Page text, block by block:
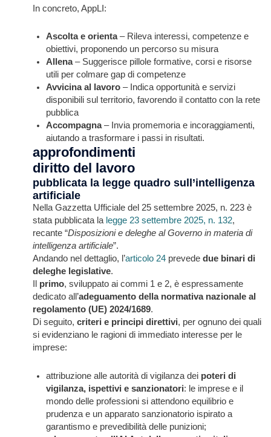
In concreto, AppLI:
Ascolta e orienta– Rileva interessi, competenze e
obiettivi, proponendo un percorso su misura
Allena– Suggerisce pillole formative, corsi e risorse
utili per colmare gap di competenze
Avvicina al lavoro– Indica opportunità e servizi
disponibili sul territorio, favorendo il contatto con la rete
pubblica
Accompagna– Invia promemoria e incoraggiamenti,
aiutando a trasformare i passi in risultati.
approfondimenti
diritto del lavoro
pubblicata la legge quadro sull’intelligenza
artificiale
Nella Gazzetta Ufficiale del 25 settembre 2025, n. 223 è
stata pubblicata la legge 23 settembre 2025, n. 132,
recante “Disposizioni e deleghe al Governo in materia di
intelligenza artificiale”.
Andando nel dettaglio, l’articolo 24prevede due binari di
deleghe legislative.
primo, sviluppato ai commi 1 e 2, è espressamente
dedicato all’adeguamento della normativa nazionale al
regolamento (UE) 2024/1689.
Di seguito, criteri e principi direttivi, per ognuno dei quali
si evidenziano le ragioni di immediato interesse per le
imprese:
attribuzione alle autorità di vigilanza dei poteri di
vigilanza, ispettivi e sanzionatori: le imprese e il
mondo delle professioni si attendono equilibrio e
prudenza e un apparato sanzionatorio ispirato a
garantismo e prevedibilità delle punizioni;